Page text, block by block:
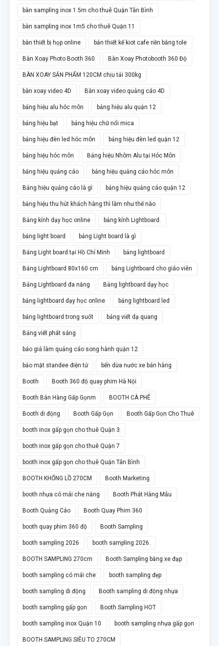
bàn sampling inox 1.5m cho thuê Quận Tân Bình
bàn sampling inox 1m5 cho thuê Quận 11
bàn thiết bị họp online bản thiết kế kiot cafe nền bằng tole
Bàn Xoay Photo Booth 360 Bàn Xoay Photobooth 360 Độ
BÀN XOAY SẢN PHẨM 120CM chịu tải 300kg
bàn xoay video 4D Bàn xoay video quảng cáo 4D
bảng hiệu alu hóc môn bảng hiệu alu quận 12
bảng hiệu bạt bảng hiệu chữ nổi mica
bảng hiệu đèn led hóc môn bảng hiệu đèn led quận 12
bảng hiệu hóc môn Bảng hiệu Nhôm Alu tại Hóc Môn
bảng hiệu quảng cáo bảng hiệu quảng cáo hóc môn
Bảng hiệu quảng cáo là gì bảng hiệu quảng cáo quận 12
bảng hiệu thu hút khách hàng thì làm như thế nào
Bảng kính dạy học online bảng kính Lightboard.
bảng light board bảng Light board là gì
Bảng Light board tại Hồ Chí Minh bảng lightboard
Bảng Lightboard 80x160 cm bảng Lightboard cho giáo viên
Bảng Lightboard đa năng Bảng lightboard dạy học
bảng lightboard dạy học online bảng lightboard led
bảng lightboard trong suốt bảng viết dạ quang
Bảng viết phát sáng
báo giá làm quảng cáo song hành quận 12
bảo mật standee điện tử bến dừa nước xe bán hàng
Booth Booth 360 độ quay phim Hà Nội
Booth Bán Hàng Gấp Gọnm BOOTH CÀ PHÊ
Booth di động Booth Gấp Gọn Booth Gấp Gọn Cho Thuê
booth inox gấp gọn cho thuê Quận 3
booth inox gấp gọn cho thuê Quận 7
booth inox gấp gọn cho thuê Quận Tân Bình
BOOTH KHỔNG LỒ 270CM Booth Marketing
booth nhựa có mái che nắng Booth Phát Hàng Mẫu
Booth Quảng Cáo Booth Quay Phim 360
booth quay phim 360 độ Booth Sampling
booth sampling 2026 booth sampling 2026.
BOOTH SAMPLING 270cm Booth Sampling bằng xe đạp
booth sampling có mái che booth sampling đẹp
booth sampling di động Booth sampling di động nhựa
booth sampling gấp gọn Booth Sampling HOT
booth sampling inox Quận 10 booth sampling nhựa gấp gọn
BOOTH SAMPLING SIÊU TO 270CM